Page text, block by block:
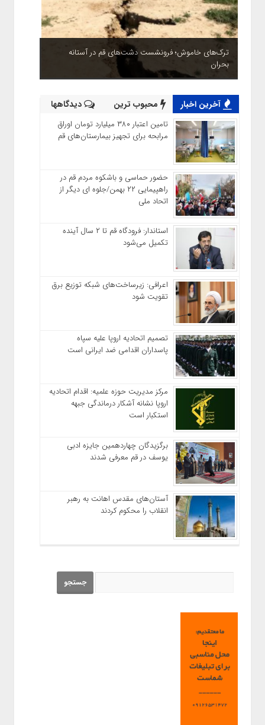
ترک‌های خاموش؛ فرونشست دشت‌های قم در آستانه
بحران
آخرین اخبار محبوب ترین دیدگاهها
تامین اعتبار ۳۸۰ میلیارد تومان اوراق
مرابحه برای تجهیز بیمارستان‌های قم
حضور حماسی و باشکوه مردم قم در
راهپیمایی ۲۲ بهمن/جلوه ای دیگر از
اتحاد ملی
استاندار: فرودگاه قم تا ۲ سال آینده
تکمیل می‌شود
اعرافی: زیرساخت‌های شبکه توزیع برق
تقویت شود
تصمیم اتحادیه اروپا علیه سپاه
پاسداران اقدامی ضد ایرانی است
مرکز مدیریت حوزه علمیه: اقدام اتحادیه
اروپا نشانه آشکار درماندگی جبهه
استکبار است
برگزیدگان چهاردهمین جایزه ادبی
یوسف در قم معرفی شدند
آستان‌های مقدس اهانت به رهبر
انقلاب را محکوم کردند